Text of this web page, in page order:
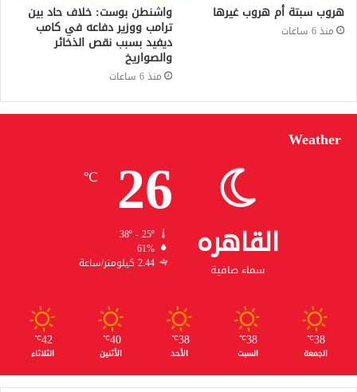
هروب سبتة أم هروب غيرها
منذ 6 ساعات
واشنطن بوست: خلاف حاد بين
ترامب ووزير دفاعه في كامب
ديفيد بسبب نقص الذخائر
والصواريخ
منذ 6 ساعات
Weather
القاهره
سماء صافية
26
℃
38º - 25º
61%
2.44 كيلومتر/ساعة
38
℃
الجمعة
38
℃
السبت
38
℃
الأحد
40
℃
الأثنين
42
℃
الثلاثاء